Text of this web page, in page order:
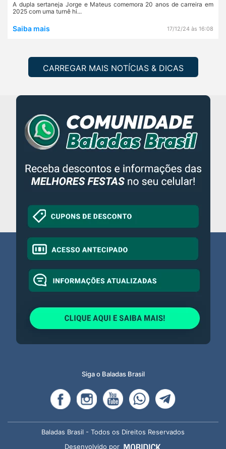
A dupla sertaneja Jorge e Mateus comemora 20 anos de carreira em
2025 com uma turnê hi...
Saiba mais 17/12/24 às 16:08
CARREGAR MAIS NOTÍCIAS & DICAS
Siga o Baladas Brasil
Baladas Brasil - Todos os Direitos Reservados
Desenvolvido por